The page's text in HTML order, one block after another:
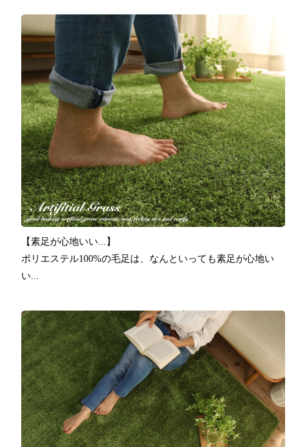
【素足が心地いい...】
ポリエステル100%の毛足は、なんといっても素足が心地い
い...